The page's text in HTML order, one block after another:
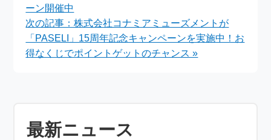
ーン開催中
次の記事：株式会社コナミアミューズメントが
「PASELI」15周年記念キャンペーンを実施中！お
得なくじでポイントゲットのチャンス »
最新ニュース